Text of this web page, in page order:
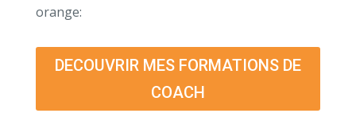
orange:
DECOUVRIR MES FORMATIONS DE
COACH